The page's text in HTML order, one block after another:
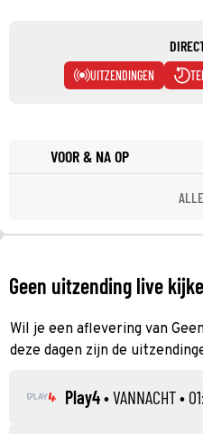
UITZENDINGEN
VOOR & NA OP
Geen uitzending live
Wil je een aflevering van
deze dagen zijn de
Play4•VANNACHT•